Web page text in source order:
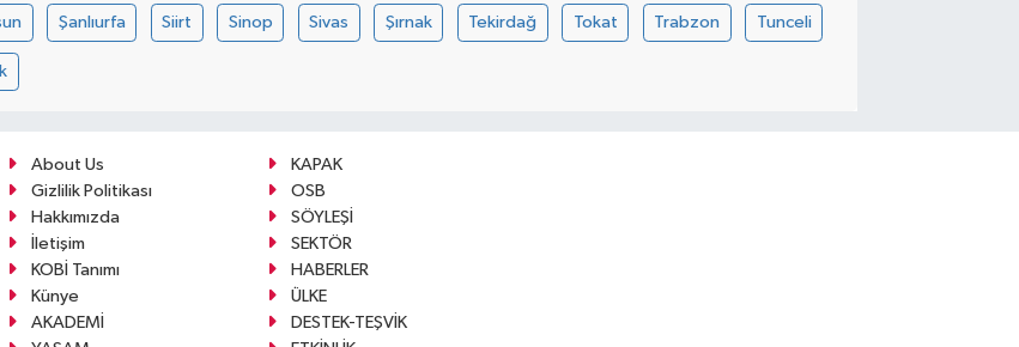
Şanlıurfa Siirt Sinop Sivas Şırnak Tekirdağ Tokat Trabzon Tunceli
About Us
KAPAK
Gizlilik Politikası
OSB
Hakkımızda
SÖYLEŞİ
İletişim
SEKTÖR
KOBİ Tanımı
HABERLER
Künye
ÜLKE
AKADEMİ
DESTEK-TEŞVİK